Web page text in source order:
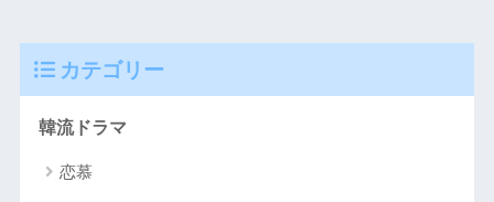
カテゴリー
韓流ドラマ
恋慕